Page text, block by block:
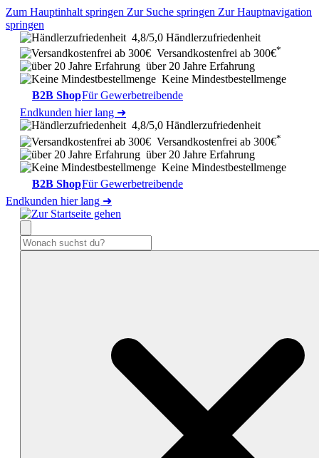
Zum Hauptinhalt springen Zur Suche springen Zur Hauptnavigation
springen
4,8/5,0 Händlerzufriedenheit
Versandkostenfrei ab 300€*
über 20 Jahre Erfahrung
Keine Mindestbestellmenge
B2B ShopFür Gewerbetreibende
Endkunden hier lang ➜
4,8/5,0 Händlerzufriedenheit
Versandkostenfrei ab 300€*
über 20 Jahre Erfahrung
Keine Mindestbestellmenge
B2B ShopFür Gewerbetreibende
Endkunden hier lang ➜